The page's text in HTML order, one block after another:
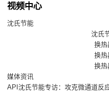
视频中心
沈氏节能
沈氏
换热
换热
换热
媒体资讯
API沈氏节能专访：攻克微通道反